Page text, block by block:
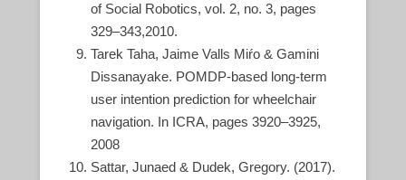
of Social Robotics, vol. 2, no. 3, pages
329–343,2010.
Tarek Taha, Jaime Valls Miŕo & Gamini
Dissanayake. POMDP-based long-term
user intention prediction for wheelchair
navigation. In ICRA, pages 3920–3925,
2008
Sattar, Junaed & Dudek, Gregory. (2017).